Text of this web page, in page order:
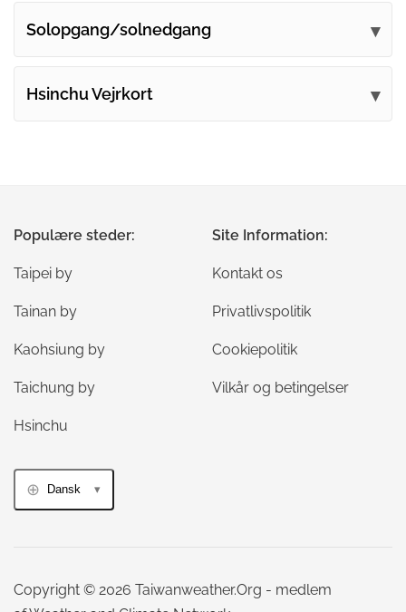
Solopgang/solnedgang
Hsinchu Vejrkort
Populære steder:
Taipei by
Tainan by
Kaohsiung by
Taichung by
Hsinchu
Site Information:
Kontakt os
Privatlivspolitik
Cookiepolitik
Vilkår og betingelser
Dansk
Copyright © 2026 Taiwanweather.Org - medlem